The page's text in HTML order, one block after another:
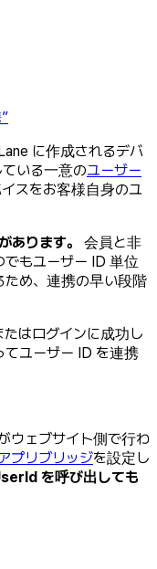
に作成されるデバ
ている一意のユーザー
スをお客様自身のユ
あります。
会員と非
もユーザー ID 単位
ため、連携の早い段階
はログインに成功し
てユーザー ID を連携
ウェブサイト側で行わ
プリブリッジを設定し
を呼び出しても